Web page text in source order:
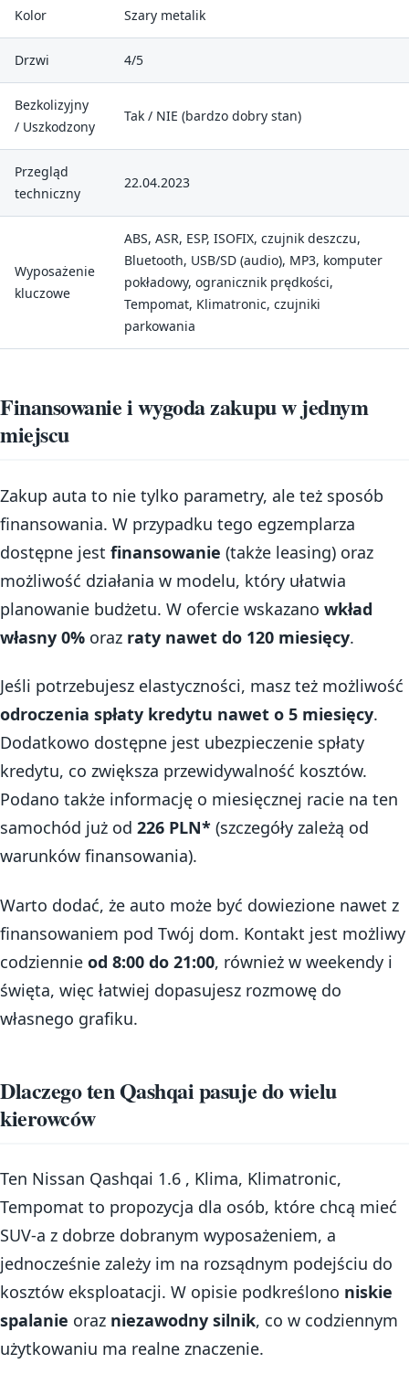
Kolor Szary metalik
Drzwi 4/5
Bezkolizyjny
/ Uszkodzony
Tak / NIE (bardzo dobry stan)
Przegląd
techniczny
22.04.2023
Wyposażenie
kluczowe
ABS, ASR, ESP, ISOFIX, czujnik deszczu,
Bluetooth, USB/SD (audio), MP3, komputer
pokładowy, ogranicznik prędkości,
Tempomat, Klimatronic, czujniki
parkowania
Finansowanie i wygoda zakupu w jednym
miejscu
Zakup auta to nie tylko parametry, ale też sposób
finansowania. W przypadku tego egzemplarza
dostępne jest finansowanie (także leasing) oraz
możliwość działania w modelu, który ułatwia
planowanie budżetu. W ofercie wskazano wkład
własny 0% oraz raty nawet do 120 miesięcy.
Jeśli potrzebujesz elastyczności, masz też możliwość
odroczenia spłaty kredytu nawet o 5 miesięcy.
Dodatkowo dostępne jest ubezpieczenie spłaty
kredytu, co zwiększa przewidywalność kosztów.
Podano także informację o miesięcznej racie na ten
samochód już od 226 PLN* (szczegóły zależą od
warunków finansowania).
Warto dodać, że auto może być dowiezione nawet z
finansowaniem pod Twój dom. Kontakt jest możliwy
codziennie od 8:00 do 21:00, również w weekendy i
święta, więc łatwiej dopasujesz rozmowę do
własnego grafiku.
Dlaczego ten Qashqai pasuje do wielu
kierowców
Ten Nissan Qashqai 1.6 , Klima, Klimatronic,
Tempomat to propozycja dla osób, które chcą mieć
SUV-a z dobrze dobranym wyposażeniem, a
jednocześnie zależy im na rozsądnym podejściu do
kosztów eksploatacji. W opisie podkreślono niskie
spalanie oraz niezawodny silnik, co w codziennym
użytkowaniu ma realne znaczenie.